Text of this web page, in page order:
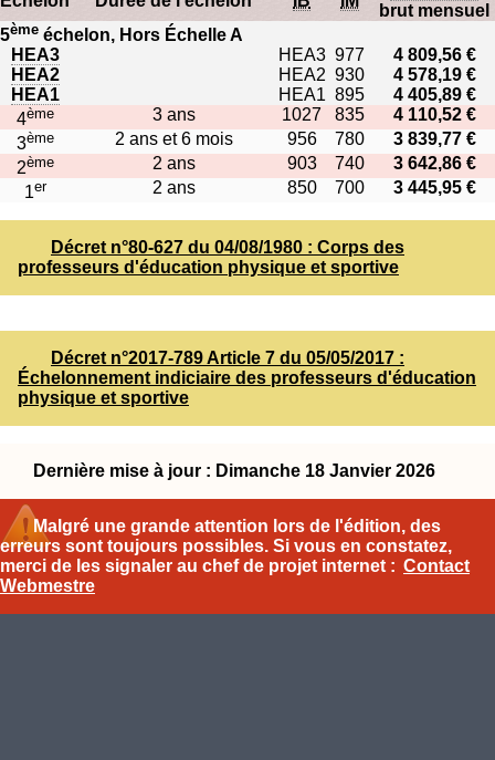
brut mensuel
5ème échelon, Hors Échelle A
HEA3
HEA3 977
4 809,56 €
HEA2
HEA2 930
4 578,19 €
HEA1
HEA1 895
4 405,89 €
4ème 3 ans 1027 835
4 110,52 €
3ème 2 ans et 6 mois 956 780
3 839,77 €
2ème 2 ans 903 740
3 642,86 €
1er 2 ans 850 700 3 445,95 €
Décret n°80-627 du 04/08/1980 : Corps des
professeurs d'éducation physique et sportive
Décret n°2017-789 Article 7 du 05/05/2017 :
Échelonnement indiciaire des professeurs d'éducation
physique et sportive
Dernière mise à jour : Dimanche 18 Janvier 2026
Malgré une grande attention lors de l'édition, des
erreurs sont toujours possibles. Si vous en constatez,
merci de les signaler au chef de projet internet : Contact
Webmestre